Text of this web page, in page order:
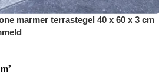
marmer terrastegel 40 x 60 x 3 cm
m²